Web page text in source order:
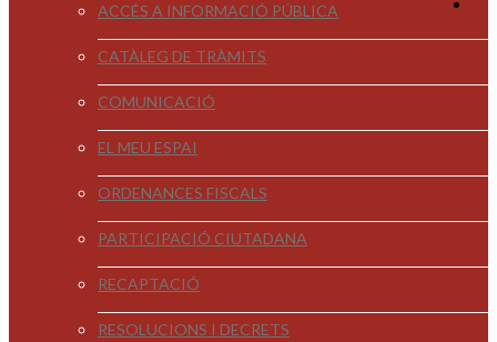
ACCÉS A INFORMACIÓ PÚBLICA
CATÀLEG DE TRÀMITS
COMUNICACIÓ
EL MEU ESPAI
ORDENANCES FISCALS
PARTICIPACIÓ CIUTADANA
RECAPTACIÓ
RESOLUCIONS I DECRETS